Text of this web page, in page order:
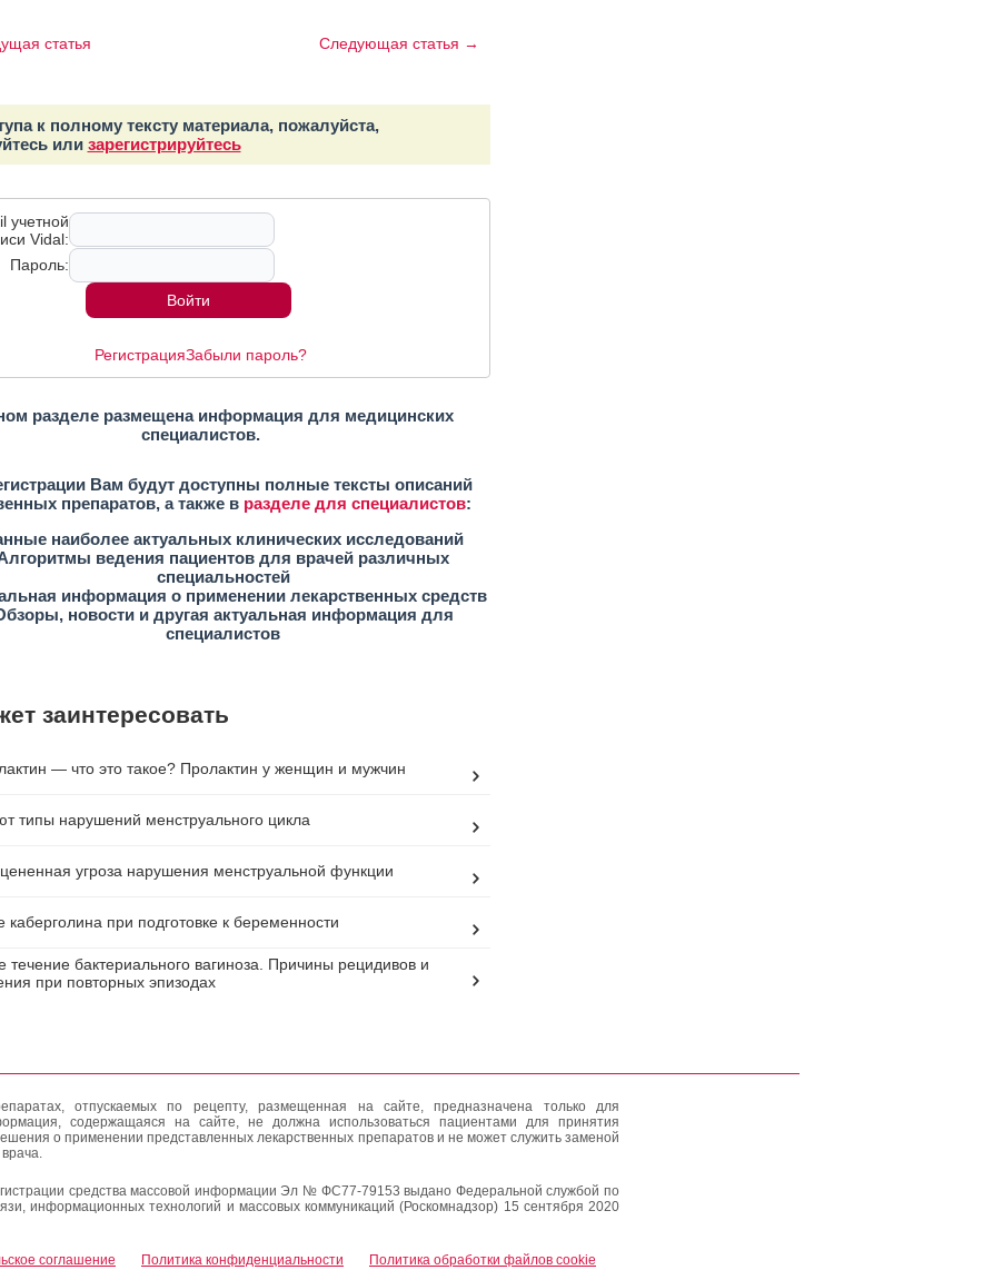
статья Следующая статья →
к полному тексту материала, пожалуйста,
или зарегистрируйтесь
учетной
Vidal:
Пароль:
РегистрацияЗабыли пароль?
разделе размещена информация для медицинских
специалистов.
Вам будут доступны полные тексты описаний
препаратов, а также в разделе для специалистов:
наиболее актуальных клинических исследований
ведения пациентов для врачей различных
специальностей
информация о применении лекарственных средств
новости и другая актуальная информация для
специалистов
заинтересовать
— что это такое? Пролактин у женщин и мужчин
типы нарушений менструального цикла
угроза нарушения менструальной функции
при подготовке к беременности
течение бактериального вагиноза. Причины рецидивов и
при повторных эпизодах
отпускаемых по рецепту, размещенная на сайте, предназначена только для
содержащаяся на сайте, не должна использоваться пациентами для принятия
о применении представленных лекарственных препаратов и не может служить заменой
средства массовой информации Эл № ФС77-79153 выдано Федеральной службой по
информационных технологий и массовых коммуникаций (Роскомнадзор) 15 сентября 2020
соглашение Политика конфиденциальности Политика обработки файлов cookie